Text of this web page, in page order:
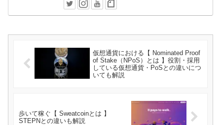
仮想通貨における【 Nominated Proof
of Stake（NPoS）とは 】役割・採用
している仮想通貨・PoSとの違いにつ
いても解説
歩いて稼ぐ【 Sweatcoinとは 】
STEPNとの違いも解説